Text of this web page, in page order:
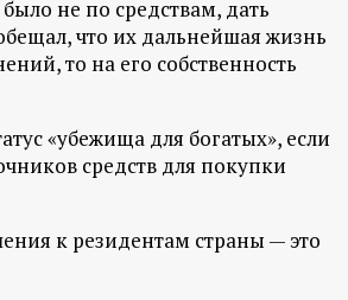
не по средствам, дать
что их дальнейшая жизнь
то на его собственность
«убежища для богатых», если
средств для покупки
к резидентам страны — это